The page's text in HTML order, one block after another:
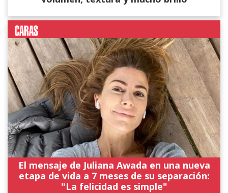
El mensaje de Juliana Awada en una nueva
etapa de vida a 7 meses de su separación:
"La felicidad es simple"